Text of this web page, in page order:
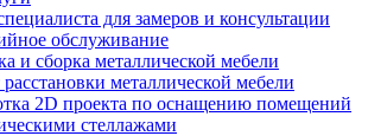
для замеров и консультации
обслуживание
и сборка металлической мебели
металлической мебели
2D проекта по оснащению помещений
стеллажами